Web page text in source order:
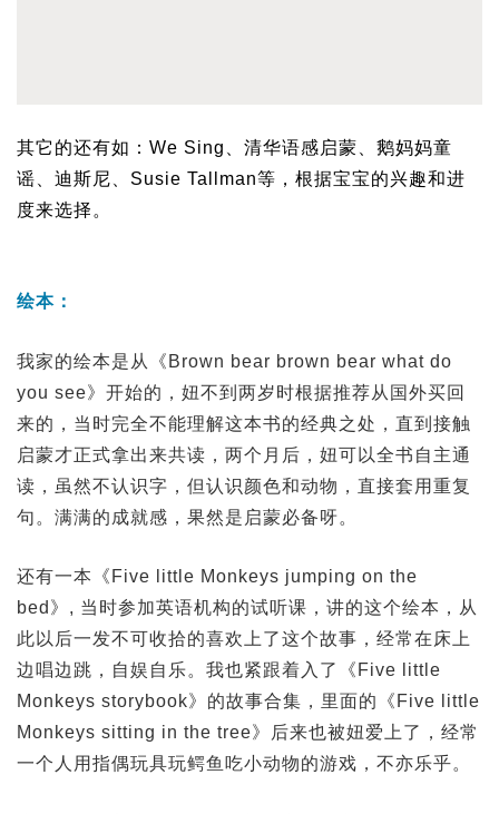
其它的还有如：We Sing、清华语感启蒙、鹅妈妈童
谣、迪斯尼、Susie Tallman等，根据宝宝的兴趣和进
度来选择。
绘本：
我家的绘本是从《Brown bear brown bear what do
you see》开始的，妞不到两岁时根据推荐从国外买回
来的，当时完全不能理解这本书的经典之处，直到接触
启蒙才正式拿出来共读，两个月后，妞可以全书自主通
读，虽然不认识字，但认识颜色和动物，直接套用重复
句。满满的成就感，果然是启蒙必备呀。
还有一本《Five little Monkeys jumping on the
bed》, 当时参加英语机构的试听课，讲的这个绘本，从
此以后一发不可收拾的喜欢上了这个故事，经常在床上
边唱边跳，自娱自乐。我也紧跟着入了《Five little
Monkeys storybook》的故事合集，里面的《Five little
Monkeys sitting in the tree》后来也被妞爱上了，经常
一个人用指偶玩具玩鳄鱼吃小动物的游戏，不亦乐乎。